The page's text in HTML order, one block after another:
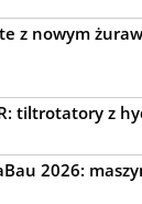
z nowym
tiltrotatory z
2026: